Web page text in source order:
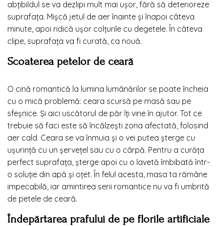
abțibildul se va dezlipi mult mai ușor, fără să deterioreze
suprafața. Mișcă jetul de aer înainte și înapoi câteva
minute, apoi ridică ușor colțurile cu degetele. În câteva
clipe, suprafața va fi curată, ca nouă.
Scoaterea petelor de ceară
O cină romantică la lumina lumânărilor se poate încheia
cu o mică problemă: ceara scursă pe masă sau pe
sfeșnice. Și aici uscătorul de păr îți vine în ajutor. Tot ce
trebuie să faci este să încălzești zona afectată, folosind
aer cald. Ceara se va înmuia și o vei putea șterge cu
ușurință cu un șervețel sau cu o cârpă. Pentru a curăța
perfect suprafața, șterge apoi cu o lavetă îmbibată într-
o soluție din apă și oțet. În felul acesta, masa ta rămâne
impecabilă, iar amintirea serii romantice nu va fi umbrită
de petele de ceară.
Îndepărtarea prafului de pe florile artificiale